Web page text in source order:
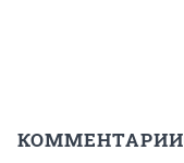
КОММЕНТАРИИ